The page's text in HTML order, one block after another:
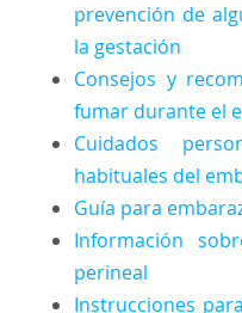
prevención de
la gestación
Consejos y
fumar durante el
Cuidados
habituales del
Guía para
Información
perineal
Instrucciones